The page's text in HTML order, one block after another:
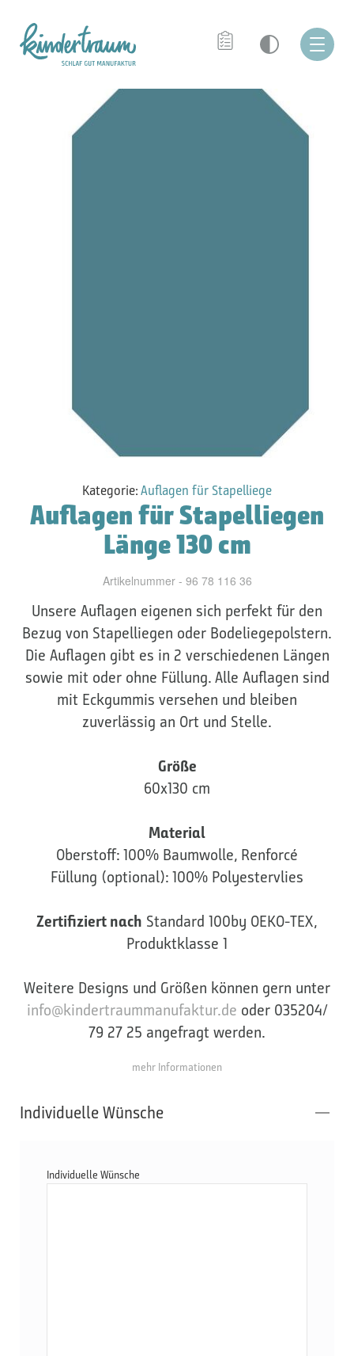
Kategorie:Auflagen für Stapelliege
Auflagen für Stapelliegen
Länge 130 cm
Artikelnummer - 96 78 116 36
Unsere Auflagen eigenen sich perfekt für den
Bezug von Stapelliegen oder Bodeliegepolstern.
Die Auflagen gibt es in 2 verschiedenen Längen
sowie mit oder ohne Füllung. Alle Auflagen sind
mit Eckgummis versehen und bleiben
zuverlässig an Ort und Stelle.
Größe
60x130 cm
Material
Oberstoff: 100% Baumwolle, Renforcé
Füllung (optional): 100% Polyestervlies
Zertifiziert nach Standard 100by OEKO-TEX,
Produktklasse 1
Weitere Designs und Größen können gern unter
info@kindertraummanufaktur.de oder 035204/
79 27 25 angefragt werden.
mehr Informationen
Individuelle Wünsche
Individuelle Wünsche